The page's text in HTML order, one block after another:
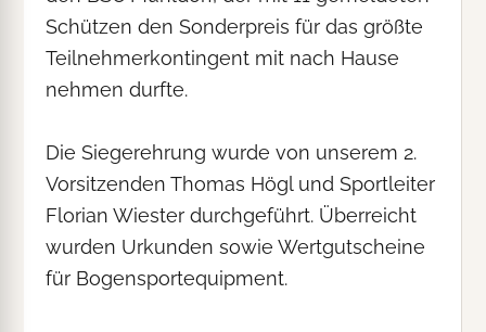
Schützen den Sonderpreis für das größte
Teilnehmerkontingent mit nach Hause
nehmen durfte.
Die Siegerehrung wurde von unserem 2.
Vorsitzenden Thomas Högl und Sportleiter
Florian Wiester durchgeführt. Überreicht
wurden Urkunden sowie Wertgutscheine
für Bogensportequipment.